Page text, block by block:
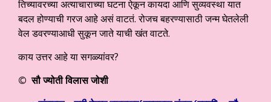
तिच्यावरच्या अत्याचाराच्या घटना ऐकून कायदा आणि सुव्यवस्था यात
बदल होण्याची गरज आहे असं वाटतं. रोजच बहरण्यासाठी जन्म घेतलेली
वेल डवरण्याआधी सुकून जाते याची खंत वाटते.
काय उत्तर आहे या सगळ्यांवर?
©सौ ज्योती विलास जोशी